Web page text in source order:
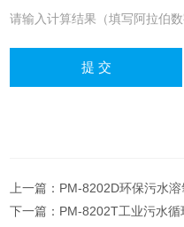
请输入计算结果（填写阿拉伯
上一篇： PM-8202D环保污水
下一篇： PM-8202T工业污水